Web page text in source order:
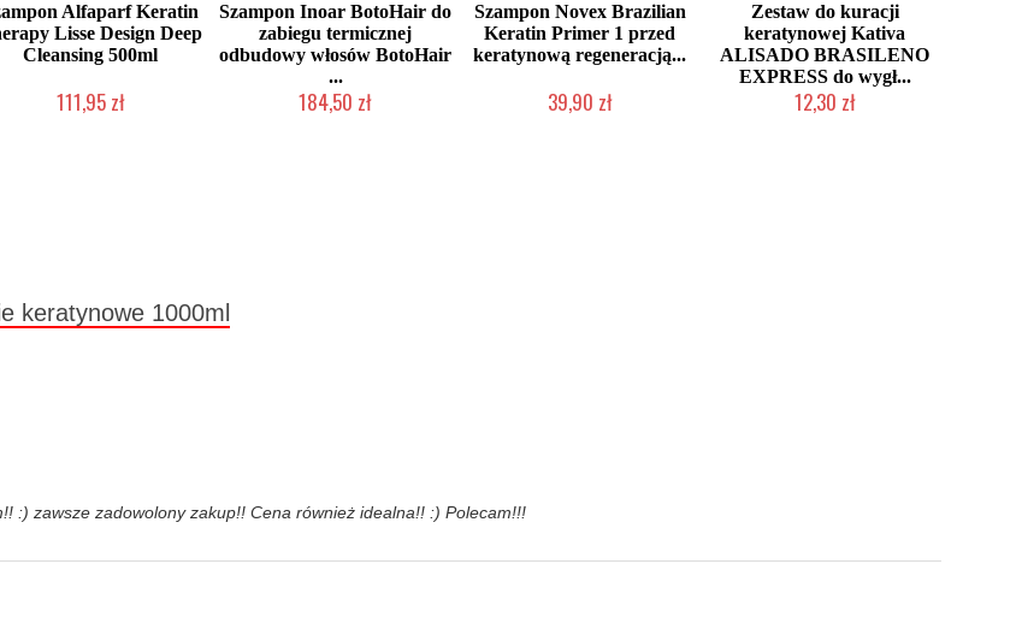
Alfaparf Keratin
Lisse Design Deep
Cleansing 500ml
111,95 zł
Szampon Inoar BotoHair do
zabiegu termicznej
odbudowy włosów BotoHair
...
184,50 zł
Szampon Novex Brazilian
Keratin Primer 1 przed
keratynową regeneracją...
39,90 zł
Zestaw do kuracji
keratynowej Kativa
ALISADO BRASILENO
EXPRESS do wygł...
12,30 zł
keratynowe 1000ml
:) zawsze zadowolony zakup!! Cena również idealna!! :) Polecam!!!